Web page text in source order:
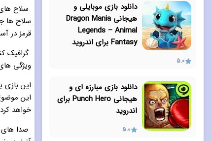
سلاح
سلاح ها
قرمز در
گرافیک
ویژگی
این بازی
این
خواهد
صدا
دانلود بازی موبایلی و
هیجانی Dragon Mania
Legends – Animal
Fantasy برای اندروید
5.0
دانلود بازی مبارزه ای و
هیجانی Punch Hero برای
اندروید
5.0